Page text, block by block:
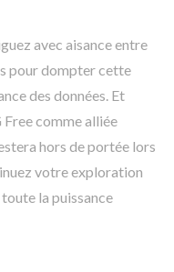
avec aisance entre
pour dompter cette
des données. Et
comme alliée
hors de portée lors
votre exploration
la puissance